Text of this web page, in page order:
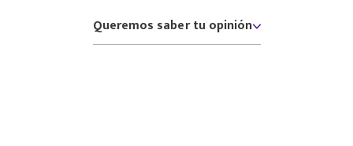
Queremos saber tu opinión